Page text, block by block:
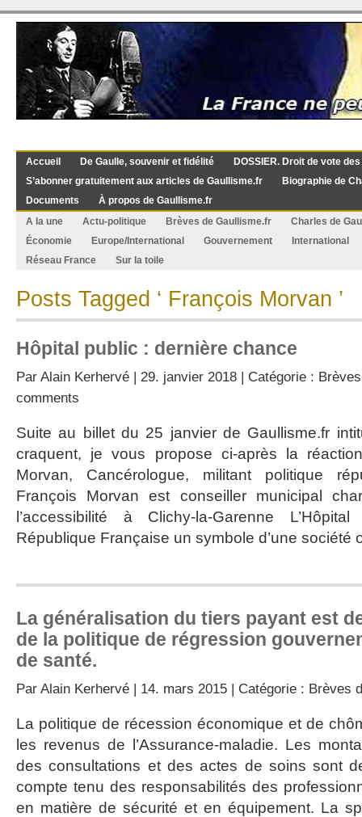
Accueil De Gaulle, souvenir et fidélité
DOSSIER. Droit de vote
S’abonner gratuitement aux articles de Gaullisme.fr
Biographie de
Documents
À propos de Gaullisme.fr
A la une
Actu-politique Brèves de Gaullisme.fr
Charles de
Économie
Europe/International Gouvernement
International
Réseau France
Sur la toile
Posts Tagged ‘ François Morvan ’
Hôpital public : dernière chance
Par Alain Kerhervé | 29. janvier 2018 | Catégorie :
comments
Suite au billet du 25 janvier de Gaullisme.fr
craquent, je vous propose ci-après la
Morvan, Cancérologue, militant politique
François Morvan est conseiller municipal
l’accessibilité à Clichy-la-Garenne
République Française un symbole d’une
La généralisation du tiers payant est
de la politique de régression
de santé.
Par Alain Kerhervé | 14. mars 2015 | Catégorie : Brèves
La politique de récession économique et de
les revenus de l’Assurance-maladie. Les
des consultations et des actes de soins sont
compte tenu des responsabilités des
en matière de sécurité et en équipement. La